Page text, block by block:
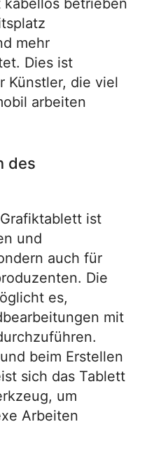
kabellos betrieben
mehr
Dies ist
Künstler, die viel
arbeiten
des
ist
und
auch für
Die
es,
mit
beim Erstellen
sich das Tablett
um
Arbeiten